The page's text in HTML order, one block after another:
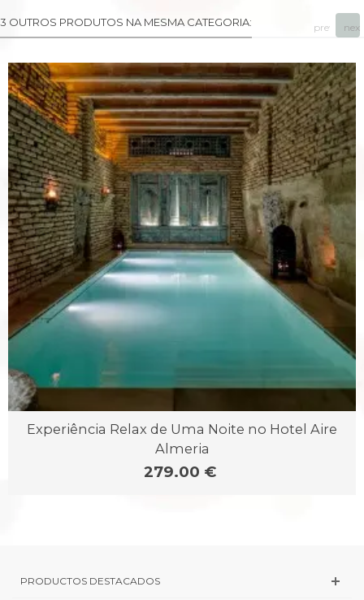
3 OUTROS PRODUTOS NA MESMA CATEGORIA:
Experiência Relax de Uma Noite no Hotel Aire
Almeria
279.00 €
prev next
PRODUCTOS DESTACADOS